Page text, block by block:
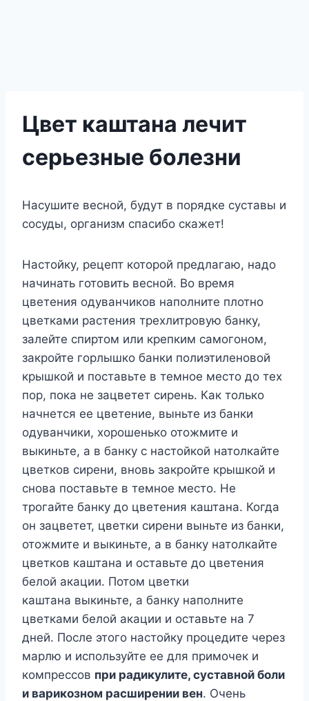
Цвет каштана лечит
серьезные болезни
Насушите весной, будут в порядке суставы и
сосуды, организм спасибо скажет!
Настойку, рецепт которой предлагаю, надо
начинать готовить весной. Во время
цветения одуванчиков наполните плотно
цветками растения трехлитровую банку,
залейте спиртом или крепким самогоном,
закройте горлышко банки полиэтиленовой
крышкой и поставьте в темное место до тех
пор, пока не зацветет сирень. Как только
начнется ее цветение, выньте из банки
одуванчики, хорошенько отожмите и
выкиньте, а в банку с настойкой натолкайте
цветков сирени, вновь закройте крышкой и
снова поставьте в темное место. Не
трогайте банку до цветения каштана. Когда
он зацветет, цветки сирени выньте из банки,
отожмите и выкиньте, а в банку натолкайте
цветков каштана и оставьте до цветения
белой акации. Потом цветки
каштана выкиньте, а банку наполните
цветками белой акации и оставьте на 7
дней. После этого настойку процедите через
марлю и используйте ее для примочек и
компрессов при радикулите, суставной боли
и варикозном расширении вен. Очень